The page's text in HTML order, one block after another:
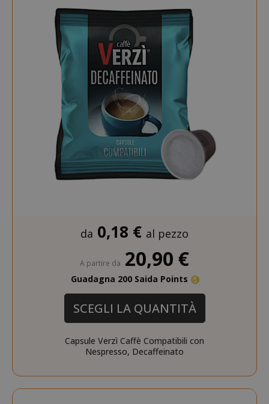
da 0,18 € al pezzo
A partire da 20,90 €
Guadagna 200 Saida Points
SCEGLI LA QUANTITÀ
Capsule Verzì Caffè Compatibili con
Nespresso, Decaffeinato
SID
CookieScriptConsent
SADEVSESSID
_GRECAPTCHA
Google
Privacy Policy